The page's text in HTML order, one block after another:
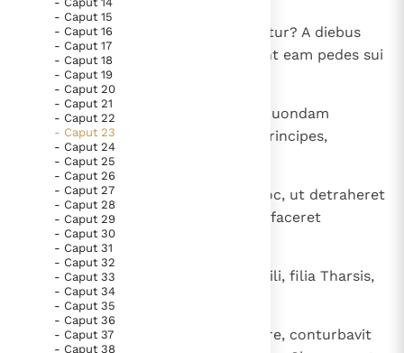
Paus Leo XIV in Pavia: "De stad is zowel een gave als
een taak"
Paus in Pavia: St. Augustinus toont ons de noodzaak om
"naar het innerlijk" toe te keren.
RK Documenten stelt heel veel belangrijke
kerkelijke documenten van de Rooms
Katholieke Kerk in het Nederlands beschikbaar
en is volledig afhankelijk van donaties.
Ik help mee!
- Caput 15
- Caput 16
- Caput 17
- Caput 18
- Caput 19
- Caput 20
- Caput 21
- Caput 22
- Caput 23
- Caput 24
- Caput 25
- Caput 26
- Caput 27
- Caput 28
- Caput 29
- Caput 30
- Caput 31
- Caput 32
- Caput 33
- Caput 34
- Caput 35
- Caput 36
- Caput 37
- Caput 38
Estne vestra haec, quae gloriabatur? A diebus
pristinis antiquitas eius. Ducebant eam pedes sui
longe ad peregrinandum.
Quis cogitavit hoc super Tyrum quondam
coronatam, cuius negotiatores principes,
institores eius incliti terrae?
Dominus exercituum cogitavit hoc, ut detraheret
superbiam omnis gloriae et viles faceret
universos inclitos terrae.
Excole terram tuam sicut litus Nili, filia Tharsis,
iam non est portus.
Manum suam extendit super mare, conturbavit